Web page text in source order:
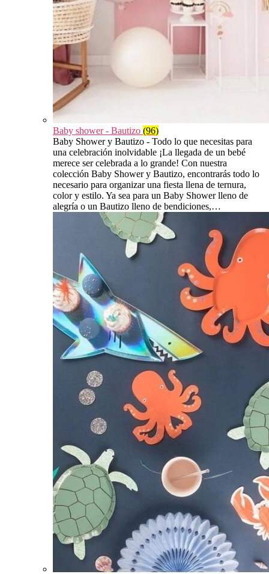
Baby shower - Bautizo (96)
Baby Shower y Bautizo - Todo lo que necesitas para
una celebración inolvidable ¡La llegada de un bebé
merece ser celebrada a lo grande! Con nuestra
colección Baby Shower y Bautizo, encontrarás todo lo
necesario para organizar una fiesta llena de ternura,
color y estilo. Ya sea para un Baby Shower lleno de
alegría o un Bautizo lleno de bendiciones,…